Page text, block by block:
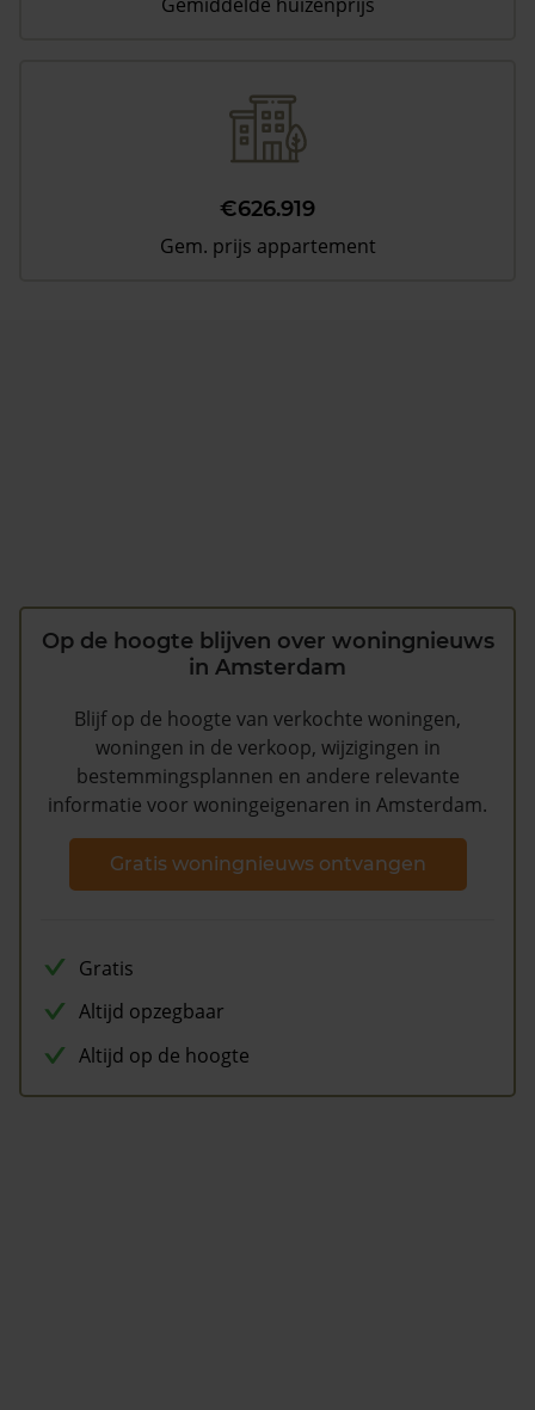
€626.919
Gem. prijs appartement
Op de hoogte blijven over woningnieuws
in Amsterdam
Blijf op de hoogte van verkochte woningen,
woningen in de verkoop, wijzigingen in
bestemmingsplannen en andere relevante
informatie voor woningeigenaren in Amsterdam.
Gratis woningnieuws ontvangen
Gratis
Altijd opzegbaar
Altijd op de hoogte